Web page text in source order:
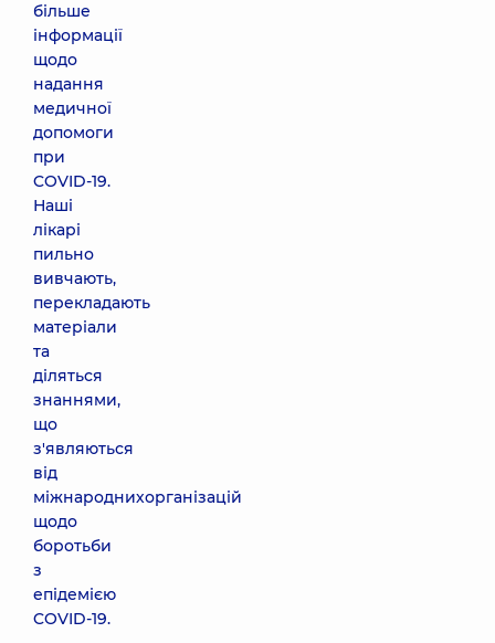
більше
інформації
щодо
надання
медичної
допомоги
при
COVID-19.
Наші
лікарі
пильно
вивчають,
перекладають
матеріали
та
діляться
знаннями,
що
з'являються
від
міжнароднихорганізацій
щодо
боротьби
з
епідемією
COVID-19.